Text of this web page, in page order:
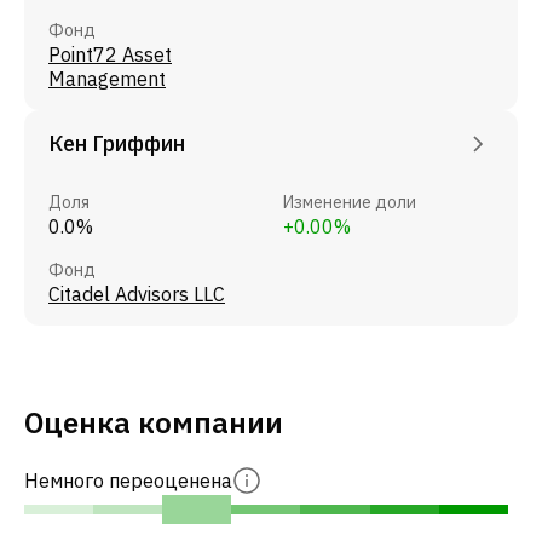
Фонд
Point72 Asset
Management
Кен Гриффин
Доля
0.0%
Изменение доли
+0.00%
Фонд
Citadel Advisors LLC
Оценка компании
Немного переоценена